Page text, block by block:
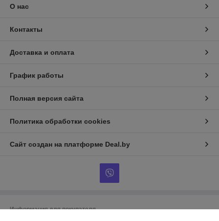
О нас
Контакты
Доставка и оплата
График работы
Полная версия сайта
Политика обработки cookies
Сайт создан на платформе Deal.by
Информация для покупателя